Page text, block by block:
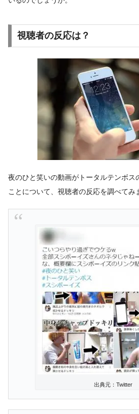
視聴者の反応は？
夜のひと笑いの動画がトータルテンボス
ことについて、視聴者の反応を調べてみ
出典元：Twitter